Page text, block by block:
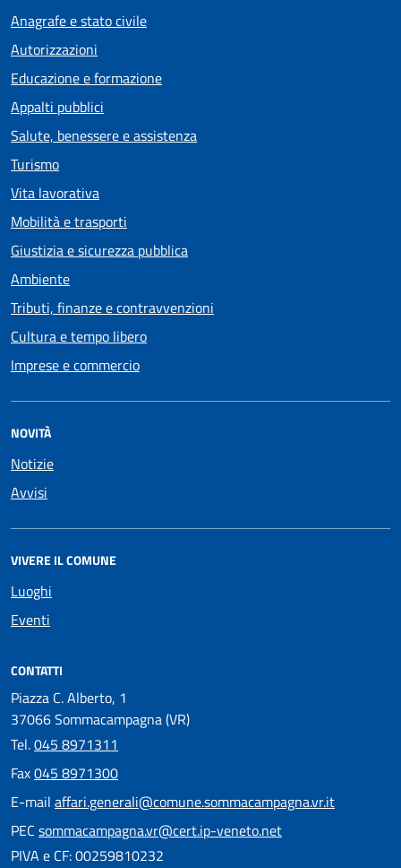
Anagrafe e stato civile
Autorizzazioni
Educazione e formazione
Appalti pubblici
Salute, benessere e assistenza
Turismo
Vita lavorativa
Mobilità e trasporti
Giustizia e sicurezza pubblica
Ambiente
Tributi, finanze e contravvenzioni
Cultura e tempo libero
Imprese e commercio
NOVITÀ
Notizie
Avvisi
VIVERE IL COMUNE
Luoghi
Eventi
CONTATTI
Piazza C. Alberto, 1
37066 Sommacampagna (VR)
Tel.045 8971311
Fax045 8971300
E-mail affari.generali@comune.sommacampagna.vr.it
PEC sommacampagna.vr@cert.ip-veneto.net
PIVA e CF: 00259810232